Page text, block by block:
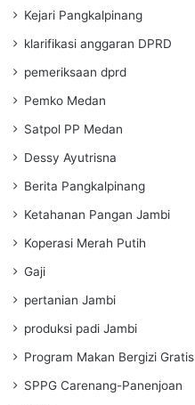
Kejari Pangkalpinang
klarifikasi anggaran DPRD
pemeriksaan dprd
Pemko Medan
Satpol PP Medan
Dessy Ayutrisna
Berita Pangkalpinang
Ketahanan Pangan Jambi
Koperasi Merah Putih
Gaji
pertanian Jambi
produksi padi Jambi
Program Makan Bergizi Gratis
SPPG Carenang-Panenjoan